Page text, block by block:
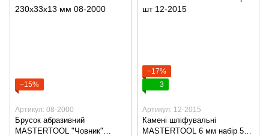
−15%
Артикул: 08-2000
Брусок абразивний
MASTERTOOL "Човник"
−17%
3
Артикул: 12-2015
Камені шліфувальні
MASTERTOOL 6 мм набір 5